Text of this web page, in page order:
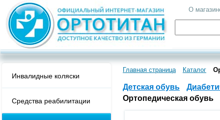
О
Инвалидные коляски
Средства реабилитации
Главная страница Каталог
Детская обувь
Ортопедическая обувь